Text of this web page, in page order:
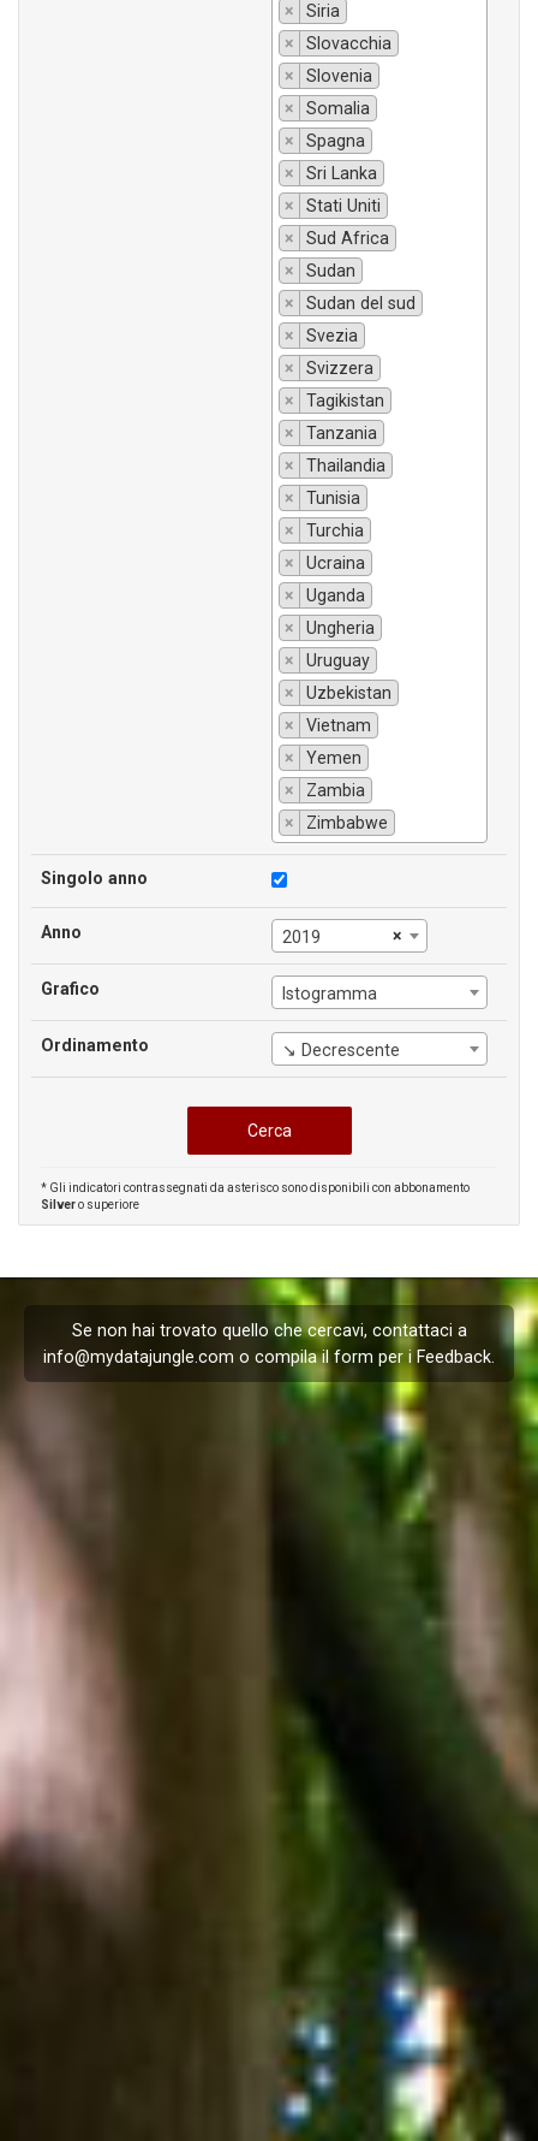
×
Siria
×
Slovacchia
×
Slovenia
×
Somalia
×
Spagna
×
Sri Lanka
×
Stati Uniti
×
Sud Africa
×
Sudan
×
Sudan del sud
×
Svezia
×
Svizzera
×
Tagikistan
×
Tanzania
×
Thailandia
×
Tunisia
×
Turchia
×
Ucraina
×
Uganda
×
Ungheria
×
Uruguay
×
Uzbekistan
×
Vietnam
×
Yemen
×
Zambia
×
Zimbabwe
Singolo anno
Anno ×
2019
Grafico Istogramma
Ordinamento ↘ Decrescente
* Gli indicatori contrassegnati da asterisco sono disponibili con abbonamento
Silvero superiore
Se non hai trovato quello che cercavi, contattaci a
info@mydatajungle.com o compila il form per i Feedback